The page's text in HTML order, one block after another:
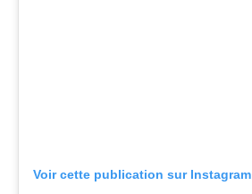
Voir cette publication sur Instagram